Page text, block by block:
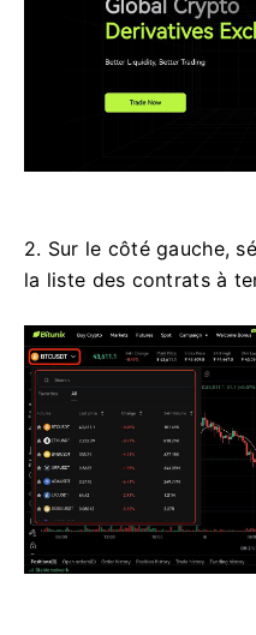
2. Sur le côté gauche,
la liste des contrats à